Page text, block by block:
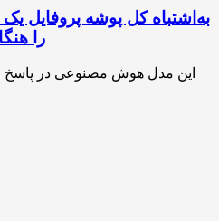
را
این مدل هوش مصنوعی در پاسخ